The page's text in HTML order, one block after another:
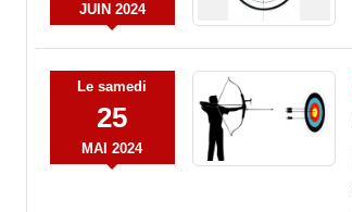
JUIN 2024
Lesamedi
25
MAI 2024